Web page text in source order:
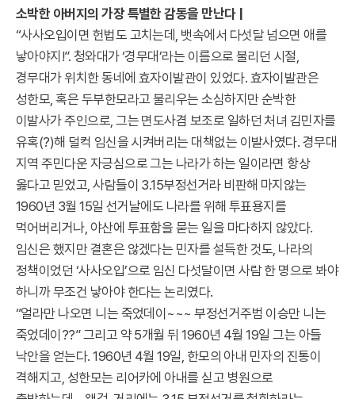
소박한 아버지의 가장 특별한 감동을 만난다 |
“사사오입이면 헌법도 고치는데, 뱃속에서 다섯달 넘으면 애를
낳아야지!”. 청와대가 ‘경무대’라는 이름으로 불리던 시절,
경무대가 위치한 동네에 효자이발관이 있었다. 효자이발관은
성한모, 혹은 두부한모라고 불리우는 소심하지만 순박한
이발사가 주인으로, 그는 면도사겸 보조로 일하던 처녀 김민자를
유혹(?)해 덜컥 임신을 시켜버리는 대책없는 이발사였다. 경무대
지역 주민다운 자긍심으로 그는 나라가 하는 일이라면 항상
옳다고 믿었고, 사람들이 3.15부정선거라 비판해 마지않는
1960년 3월 15일 선거날에도 나라를 위해 투표용지를
먹어버리거나, 야산에 투표함을 묻는 일을 마다하지 않았다.
임신은 했지만 결혼은 않겠다는 민자를 설득한 것도, 나라의
정책이었던 ‘사사오입’으로 임신 다섯달이면 사람 한 명으로 봐야
하니까 무조건 낳아야 한다는 논리였다.
“얼라만 나오면 니는 죽었데이~~~ 부정선거주범 이승만 니는
죽었데이??” 그리고 약 5개월 뒤 1960년 4월 19일 그는 아들
낙안을 얻는다. 1960년 4월 19일, 한모의 아내 민자의 진통이
격해지고, 성한모는 리어카에 아내를 싣고 병원으로